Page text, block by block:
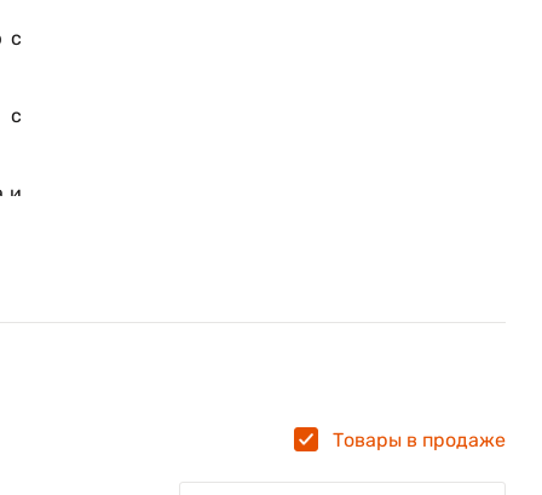
с
с
и
Товары в продаже